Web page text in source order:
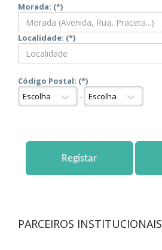
Morada: (*)
Localidade: (*)
Código Postal: (*)
-
PARCEIROS INSTITUCIONAIS